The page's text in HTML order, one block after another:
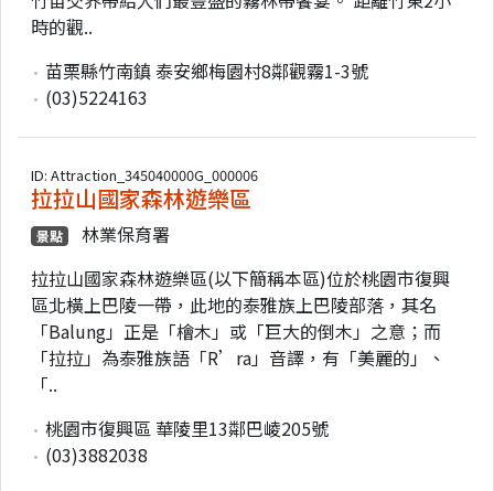
時的觀..
苗栗縣竹南鎮 泰安鄉梅園村8鄰觀霧1-3號
(03)5224163
ID: Attraction_345040000G_000006
拉拉山國家森林遊樂區
景點
林業保育署
拉拉山國家森林遊樂區(以下簡稱本區)位於桃園市復興
區北橫上巴陵一帶，此地的泰雅族上巴陵部落，其名
「Balung」正是「檜木」或「巨大的倒木」之意；而
「拉拉」為泰雅族語「R’ra」音譯，有「美麗的」、
「..
桃園市復興區 華陵里13鄰巴崚205號
(03)3882038